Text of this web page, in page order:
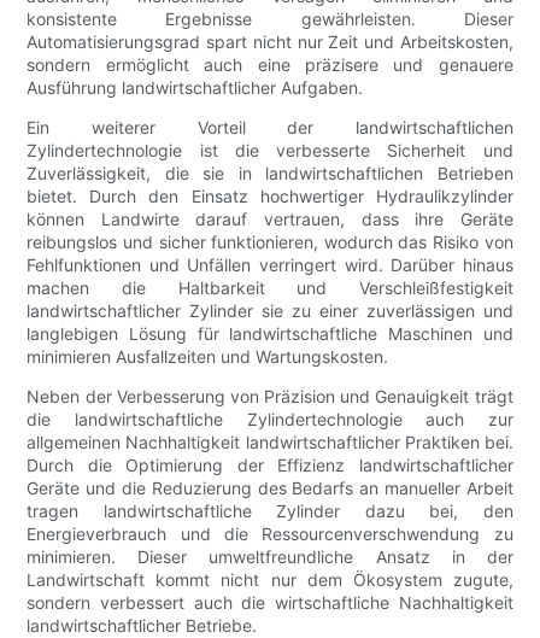
konsistente Ergebnisse gewährleisten. Dieser
Automatisierungsgrad spart nicht nur Zeit und Arbeitskosten,
sondern ermöglicht auch eine präzisere und genauere
Ausführung landwirtschaftlicher Aufgaben.
Ein weiterer Vorteil der landwirtschaftlichen
Zylindertechnologie ist die verbesserte Sicherheit und
Zuverlässigkeit, die sie in landwirtschaftlichen Betrieben
bietet. Durch den Einsatz hochwertiger Hydraulikzylinder
können Landwirte darauf vertrauen, dass ihre Geräte
reibungslos und sicher funktionieren, wodurch das Risiko von
Fehlfunktionen und Unfällen verringert wird. Darüber hinaus
machen die Haltbarkeit und Verschleißfestigkeit
landwirtschaftlicher Zylinder sie zu einer zuverlässigen und
langlebigen Lösung für landwirtschaftliche Maschinen und
minimieren Ausfallzeiten und Wartungskosten.
Neben der Verbesserung von Präzision und Genauigkeit trägt
die landwirtschaftliche Zylindertechnologie auch zur
allgemeinen Nachhaltigkeit landwirtschaftlicher Praktiken bei.
Durch die Optimierung der Effizienz landwirtschaftlicher
Geräte und die Reduzierung des Bedarfs an manueller Arbeit
tragen landwirtschaftliche Zylinder dazu bei, den
Energieverbrauch und die Ressourcenverschwendung zu
minimieren. Dieser umweltfreundliche Ansatz in der
Landwirtschaft kommt nicht nur dem Ökosystem zugute,
sondern verbessert auch die wirtschaftliche Nachhaltigkeit
landwirtschaftlicher Betriebe.